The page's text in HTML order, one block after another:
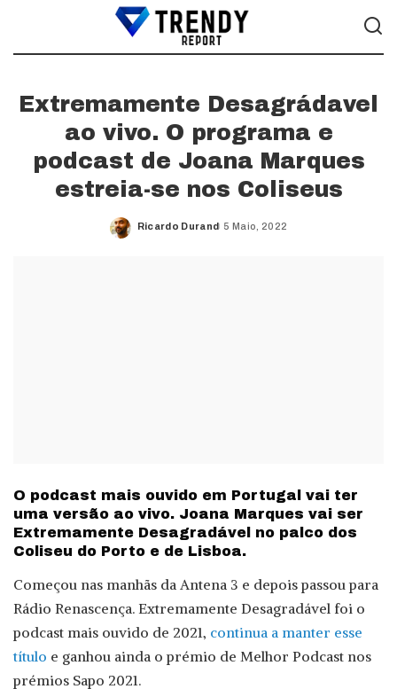
Extremamente Desagrádavel
ao vivo. O programa e
podcast de Joana Marques
estreia-se nos Coliseus
Posted
Ricardo Durand 5 Maio, 2022
O podcast mais ouvido em Portugal vai ter
uma versão ao vivo. Joana Marques vai ser
Extremamente Desagradável no palco dos
Coliseu do Porto e de Lisboa.
Começou nas manhãs da Antena 3 e depois passou para
Rádio Renascença. Extremamente Desagradável foi o
podcast mais ouvido de 2021, continua a manter esse
título e ganhou ainda o prémio de Melhor Podcast nos
prémios Sapo 2021.